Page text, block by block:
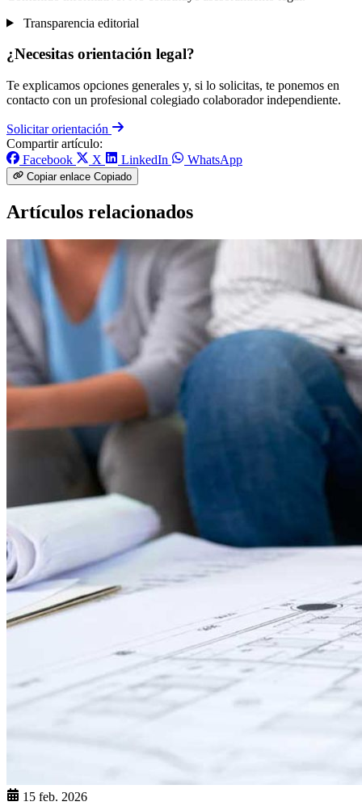
Transparencia editorial
¿Necesitas orientación legal?
Te explicamos opciones generales y, si lo solicitas, te ponemos en
contacto con un profesional colegiado colaborador independiente.
Solicitar orientación
Compartir artículo:
Facebook
X LinkedIn WhatsApp
Copiar enlace Copiado
Artículos relacionados
15 feb. 2026